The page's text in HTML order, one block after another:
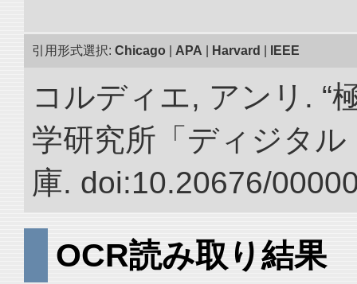
引用形式選択: Chicago APA Harvard IEEE
コルディエ, アンリ. “
学研究所「ディジタ
庫. doi:10.20676/
OCR読み取り結果